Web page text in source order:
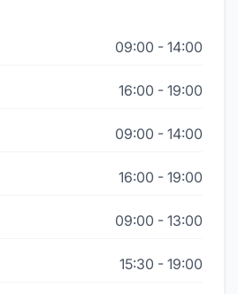
09:00 - 14:00
16:00 - 19:00
09:00 - 14:00
16:00 - 19:00
09:00 - 13:00
15:30 - 19:00